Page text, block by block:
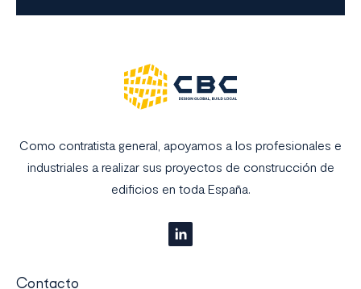
Como contratista general, apoyamos a los profesionales e
industriales a realizar sus proyectos de construcción de
edificios en toda España.
Contacto